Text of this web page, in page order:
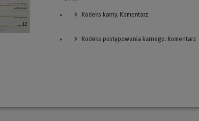
Kodeks karny. Komentarz
Kodeks postępowania karnego. Komentarz